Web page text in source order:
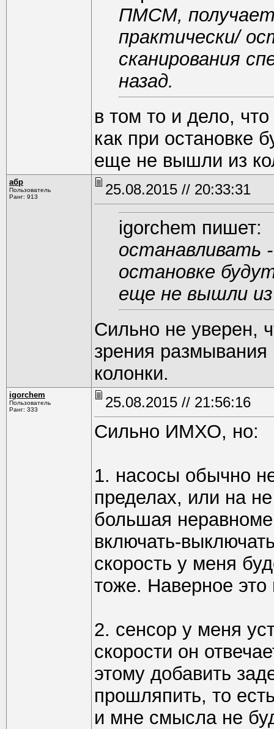
ПМСМ,
практически/
сканирования
назад.
в том то и дело,
как при остановке
еще не вышли из
абр
Пользователь
Ранг: 913
25.08.2015 // 20:33:31
igorchem пишет:
останавливать
остановке
еще не вышли из
Сильно не уверен,
зрения
колонки.
igorchem
Пользователь
Ранг: 333
25.08.2015 // 21:56:16
Сильно ИМХО, но:
1. насосы обычно
пределах, или на
большая
включать-
скорость у меня
тоже. Наверное
2. сенсор у меня
скорости он
этому добавить
прошляпить, то
и мне смысла не